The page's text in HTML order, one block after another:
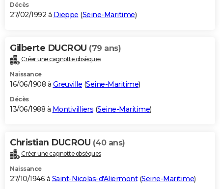
Décès
27/02/1992 à Dieppe (Seine-Maritime)
Gilberte DUCROU (79 ans)
Créer une cagnotte obsèques
Naissance
16/06/1908 à Greuville (Seine-Maritime)
Décès
13/06/1988 à Montivilliers (Seine-Maritime)
Christian DUCROU (40 ans)
Créer une cagnotte obsèques
Naissance
27/10/1946 à Saint-Nicolas-d'Aliermont(Seine-Maritime)